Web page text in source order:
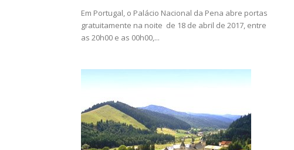
Em Portugal, o Palácio Nacional da Pena abre portas
gratuitamente na noite de 18 de abril de 2017, entre
as 20h00 e as 00h00,...